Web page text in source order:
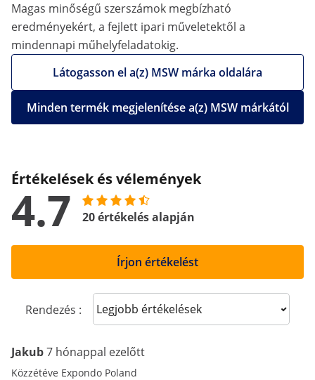
Magas minőségű szerszámok megbízható
eredményekért, a fejlett ipari műveletektől a
mindennapi műhelyfeladatokig.
Látogasson el a(z) MSW márka oldalára
Minden termék megjelenítése a(z) MSW márkától
Értékelések és vélemények
4.7 20 értékelés alapján
Írjon értékelést
Rendezés : Sort reviews
Jakub7 hónappal ezelőtt
Közzétéve Expondo Poland